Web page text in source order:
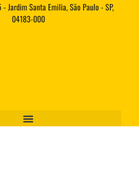
Jardim Santa Emilia, São Paulo - SP,
04183-000